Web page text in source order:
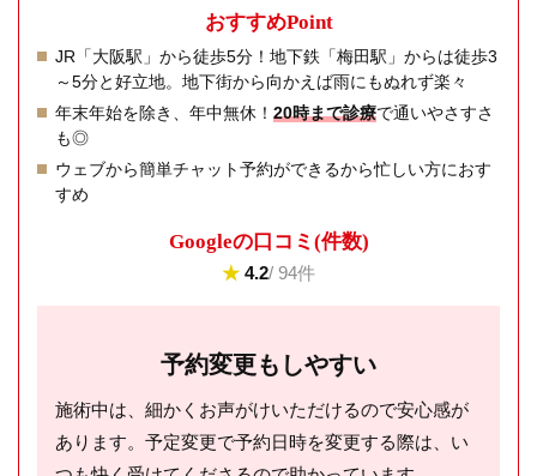
おすすめPoint
JR「大阪駅」から徒歩5分！地下鉄「梅田駅」からは徒歩3
～5分と好立地。地下街から向かえば雨にもぬれず楽々
年末年始を除き、年中無休！ 20時まで診療で通いやさすさ
も◎
ウェブから簡単チャット予約ができるから忙しい方におす
すめ
Googleの⼝コミ(件数)
★ 4.2/ 94件
予約変更もしやすい
施術中は、細かくお声がけいただけるので安心感が
あります。予定変更で予約日時を変更する際は、い